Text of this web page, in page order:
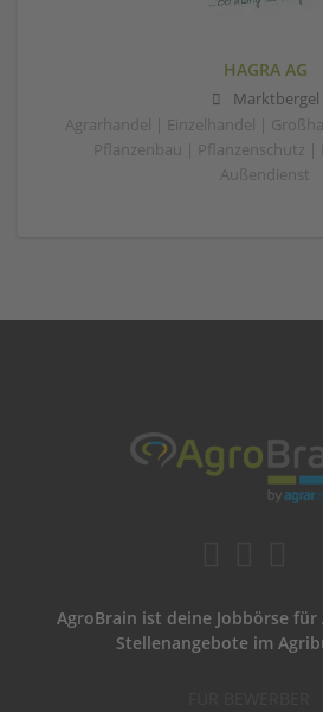
HAGRA AG
Marktbergel
Agrarhandel | Einzelhandel |
Pflanzenbau | Pflanzenschutz |
Außendienst
AgroBrain ist deine Jobbörse für
Stellenangebote im